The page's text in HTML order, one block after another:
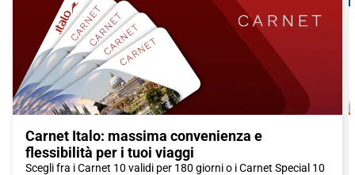
Carnet Italo: massima convenienza e
flessibilità per i tuoi viaggi
Scegli fra i Carnet 10 validi per 180 giorni o i Carnet Special 10